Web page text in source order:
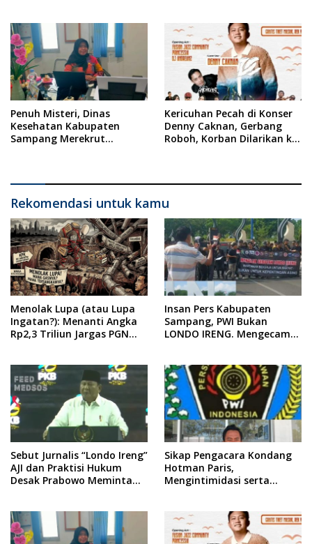
Sampang Angkat Bicara
Penuh Misteri, Dinas
Kesehatan Kabupaten
Sampang Merekrut
Kericuhan Pecah di Konser
Denny Caknan, Gerbang
Roboh, Korban Dilarikan ke
Rekomendasi untuk kamu
Menolak Lupa (atau Lupa
Ingatan?): Menanti Angka
Rp2,3 Triliun Jargas PGN
Insan Pers Kabupaten
Sampang, PWI Bukan
LONDO IRENG. Mengecam
Republik Indonesia
Sebut Jurnalis “Londo Ireng”
AJI dan Praktisi Hukum
Desak Prabowo Meminta
Sikap Pengacara Kondang
Hotman Paris,
Mengintimidasi serta
Sampang Angkat Bicara